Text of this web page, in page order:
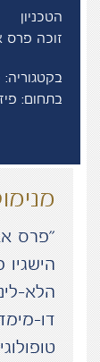
הטכניון
זוכה פרס
בתחום:
“פרס
הלא-
דו-